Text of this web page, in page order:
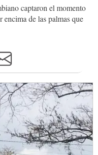
captaron el momento
encima de las palmas que